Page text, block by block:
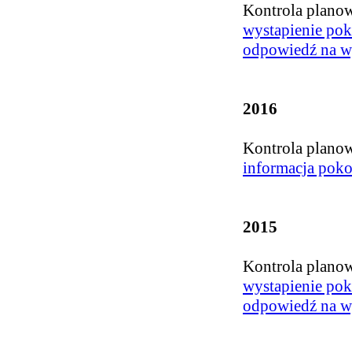
Kontrola
wystapienie
odpowiedź na
2016
Kontrola
informacja
2015
Kontrola
wystapienie
odpowiedź na